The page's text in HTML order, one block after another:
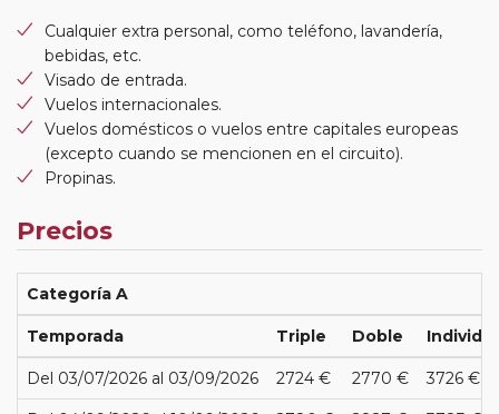
Cualquier extra personal, como teléfono, lavandería,
bebidas, etc.
Visado de entrada.
Vuelos internacionales.
Vuelos domésticos o vuelos entre capitales europeas
(excepto cuando se mencionen en el circuito).
Propinas.
Precios
Categoría A
Temporada Triple Doble
Del 03/07/2026 al 03/09/2026 2724 € 2770 € 3726 €